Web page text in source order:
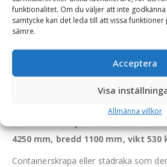
funktionalitet. Om du väljer att inte
samtycke kan det leda till att vissa
sämre.
Acceptera
Visa
Allmänna villkor
Se alla produkter inom samma kategori
Containerskrapor
4250 mm, bredd 1100 mm, vikt 530
Containerskrapa eller städraka som